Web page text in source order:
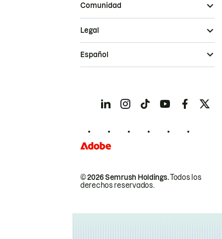
Comunidad
© 2026 Semrush Holdings.Todos los
derechos reservados.
Legal
Español